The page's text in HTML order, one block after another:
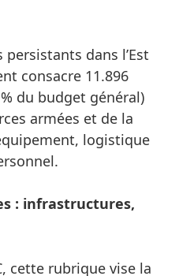
dans l’Est
consacre 11.896
du budget général)
armées et de la
logistique
: infrastructures,
cette rubrique vise la